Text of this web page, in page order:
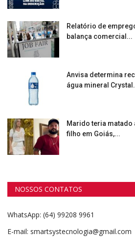
Relatório de
balança comercial...
Anvisa determina
água mineral
Marido teria matado
filho em Goiás,...
NOSSOS CONTATOS
WhatsApp: (64) 99208 9961
E-mail: smartsystecnologia@gmail.com